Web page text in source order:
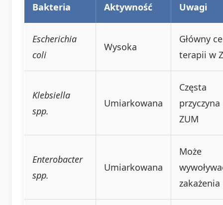
Bakteria Aktywność Uwagi
Escherichia
coli
Wysoka
Główny
terapii w
Klebsiella
spp.
Umiarkowana
Częsta
przyczyna
ZUM
Enterobacter
spp.
Umiarkowana
Może
zakażenia